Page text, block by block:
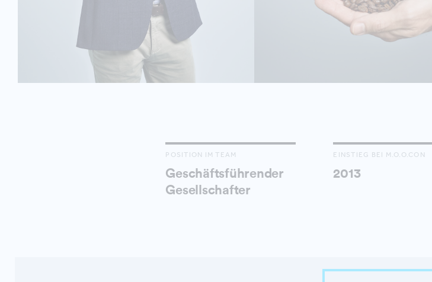
POSITION IM TEAM
Geschäftsführender
Gesellschafter
EINSTIEG BEI M.O.O.CON
2013